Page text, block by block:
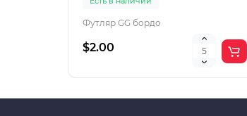
Футляр GG бордо
$2.00